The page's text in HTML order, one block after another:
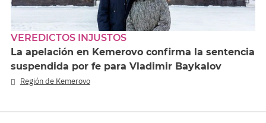
VEREDICTOS INJUSTOS
La apelación en Kemerovo confirma la sentencia
suspendida por fe para Vladimir Baykalov
Región de Kemerovo